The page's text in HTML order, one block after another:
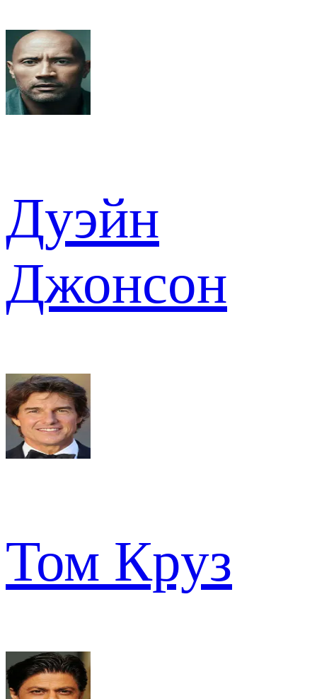
Дуэйн
Джонсон
Том Круз